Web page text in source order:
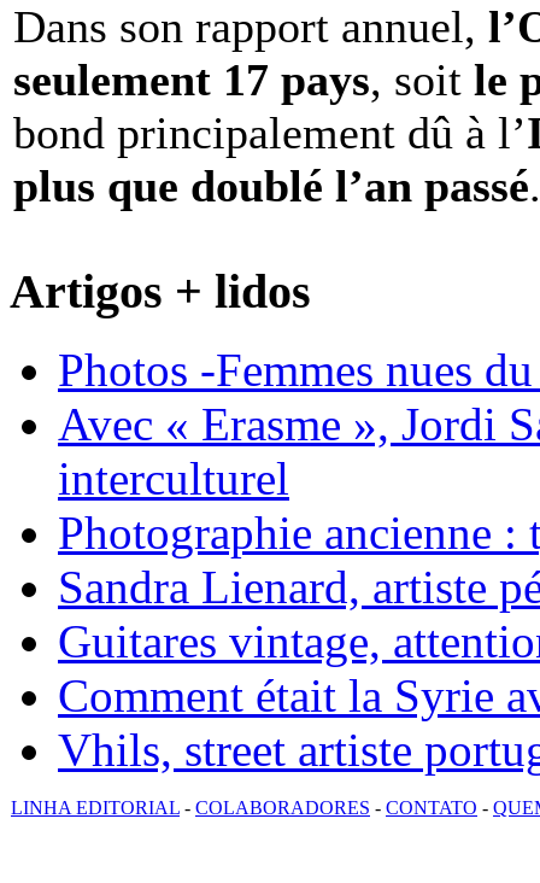
Dans son rapport annuel,
seulement 17 pays, soit le
bond principalement dû à l’
plus que doublé l’an passé.
Artigos + lidos
Photos -Femmes nues
Avec « Erasme », Jordi
interculturel
Photographie ancienne :
Sandra Lienard, artiste
Guitares vintage,
Comment était la Syrie
Vhils, street artiste
LINHA EDITORIAL - COLABORADORES - CONTATO -